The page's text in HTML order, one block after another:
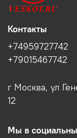
Контакты
+74959727742
+79015467742
г Москва, ул
12
Мы в